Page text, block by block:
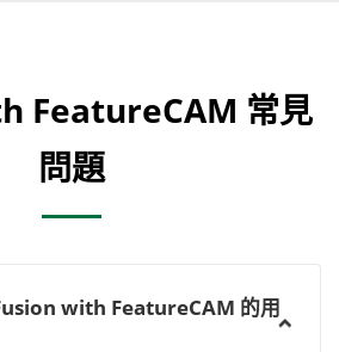
FeatureCAM 常見
問題
with FeatureCAM 的用